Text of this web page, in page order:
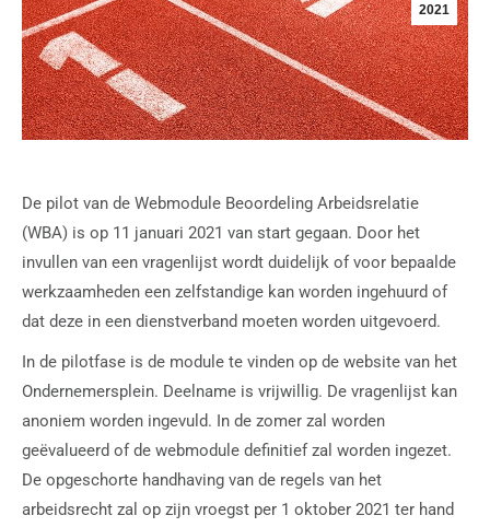
2021
De pilot van de Webmodule Beoordeling Arbeidsrelatie
(WBA) is op 11 januari 2021 van start gegaan. Door het
invullen van een vragenlijst wordt duidelijk of voor bepaalde
werkzaamheden een zelfstandige kan worden ingehuurd of
dat deze in een dienstverband moeten worden uitgevoerd.
In de pilotfase is de module te vinden op de website van het
Ondernemersplein. Deelname is vrijwillig. De vragenlijst kan
anoniem worden ingevuld. In de zomer zal worden
geëvalueerd of de webmodule definitief zal worden ingezet.
De opgeschorte handhaving van de regels van het
arbeidsrecht zal op zijn vroegst per 1 oktober 2021 ter hand